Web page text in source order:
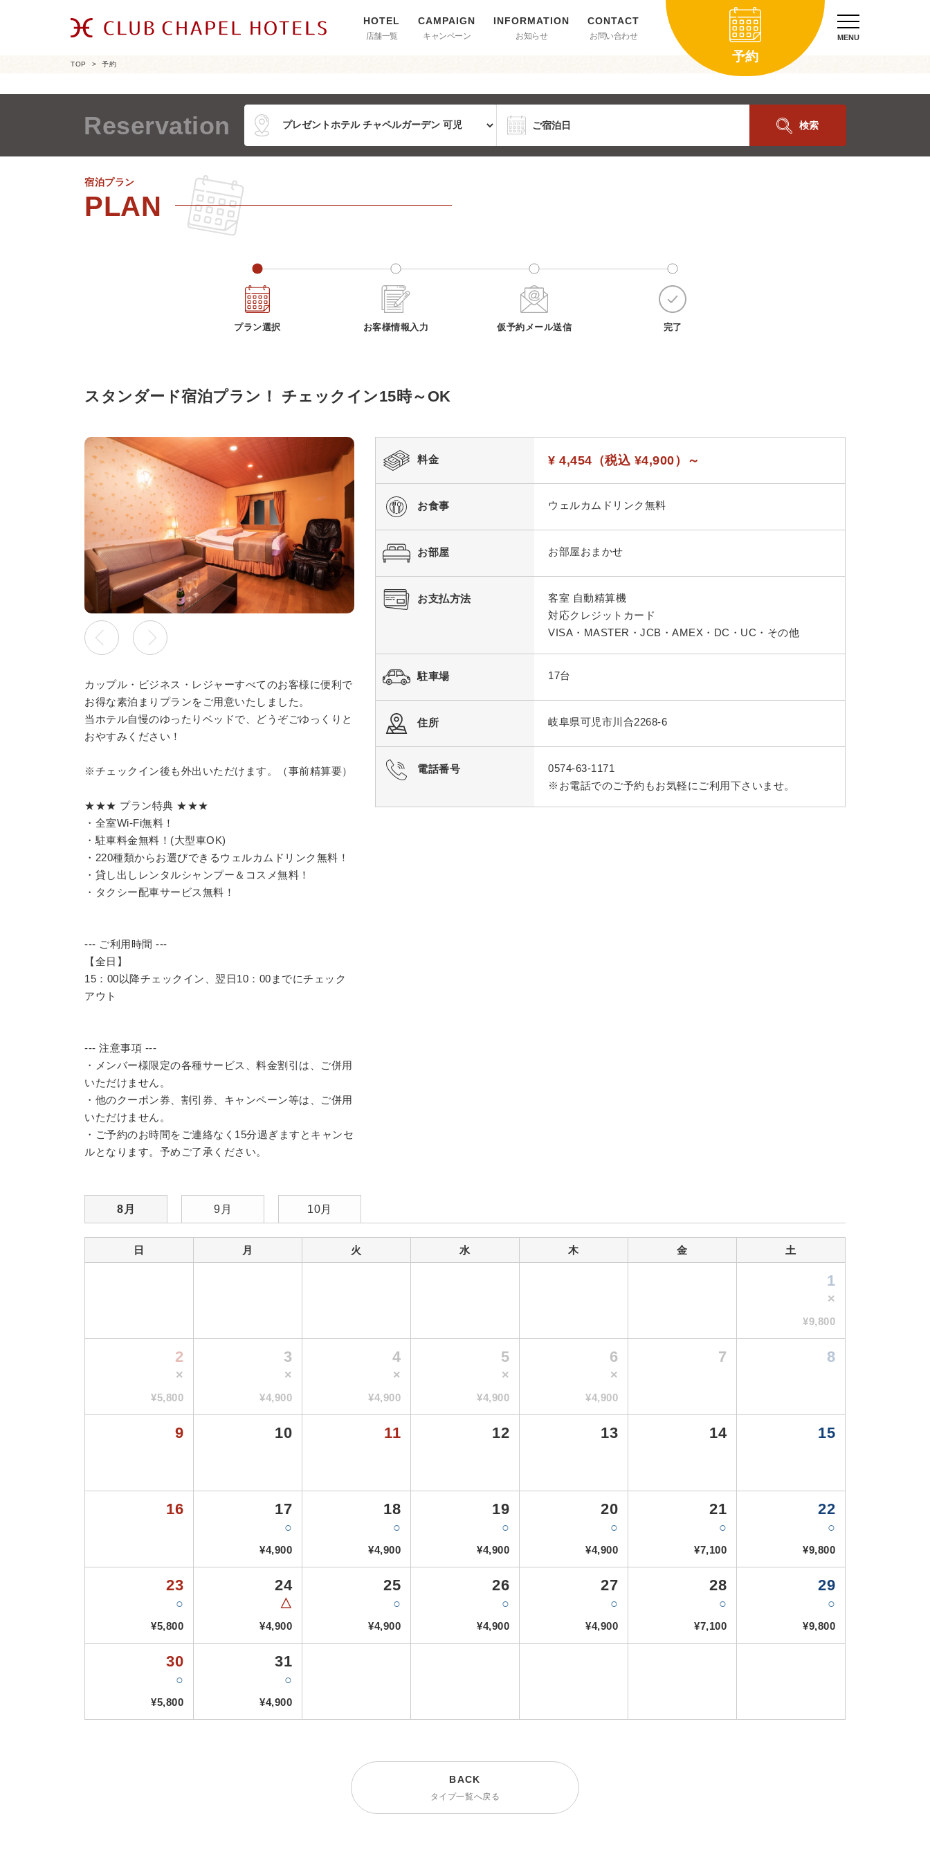
店舗一覧 キャンペーン お知らせ お問い合わせ
予約
MENU
TOP 予約
Reservation 検索
宿泊プラン
プラン選択 お客様情報入力 仮予約メール送信 完了
スタンダード宿泊プラン！ チェックイン15時～OK
カップル・ビジネス・レジャーすべてのお客様に便利で
お得な素泊まりプランをご用意いたしました。
当ホテル自慢のゆったりベッドで、どうぞごゆっくりと
おやすみください！
※チェックイン後も外出いただけます。（事前精算要）
★★★ プラン特典 ★★★
・全室Wi-Fi無料！
・駐車料金無料！(大型車OK)
・220種類からお選びできるウェルカムドリンク無料！
・貸し出しレンタルシャンプー＆コスメ無料！
・タクシー配車サービス無料！
--- ご利用時間 ---
【全日】
15：00以降チェックイン、翌日10：00までにチェック
アウト
--- 注意事項 ---
・メンバー様限定の各種サービス、料金割引は、ご併用
いただけません。
・他のクーポン券、割引券、キャンペーン等は、ご併用
いただけません。
・ご予約のお時間をご連絡なく15分過ぎますとキャンセ
ルとなります。予めご了承ください。
料金 ¥ 4,454（税込 ¥4,900）～
お食事 ウェルカムドリンク無料
お部屋 お部屋おまかせ
お支払方法
客室 自動精算機
対応クレジットカード
VISA・MASTER・JCB・AMEX・DC・UC・その他
駐車場 17台
住所 岐阜県可児市川合2268-6
電話番号
0574-63-1171
※お電話でのご予約もお気軽にご利用下さいませ。
8月 9月 10月
日 月 火 水 木 金 土
1
×
¥9,800
2
×
¥5,800
3
×
¥4,900
4
×
¥4,900
5
×
¥4,900
6
×
¥4,900
7 8
9 10 11 12 13 14 15
16 17
○
¥4,900
18
○
¥4,900
19
○
¥4,900
20
○
¥4,900
21
○
¥7,100
22
○
¥9,800
23
○
¥5,800
24
△
¥4,900
25
○
¥4,900
26
○
¥4,900
27
○
¥4,900
28
○
¥7,100
29
○
¥9,800
30
○
¥5,800
31
○
¥4,900
タイプ一覧へ戻る